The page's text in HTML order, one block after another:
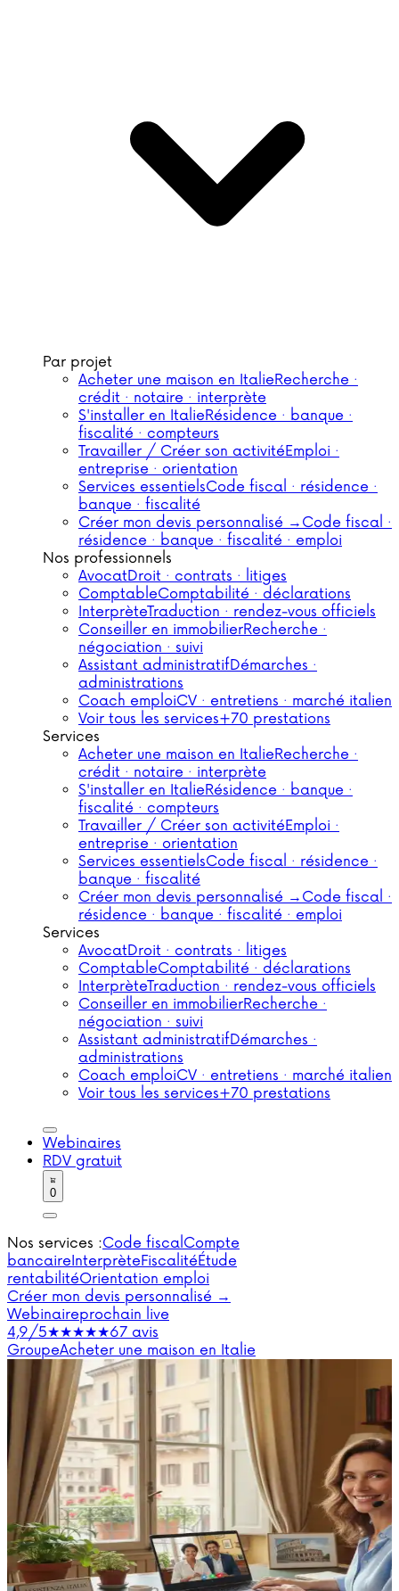
Par projet
Acheter une maison en ItalieRecherche ·
crédit · notaire · interprète
S'installer en ItalieRésidence · banque ·
fiscalité · compteurs
Travailler / Créer son activitéEmploi ·
entreprise · orientation
Services essentielsCode fiscal · résidence ·
banque · fiscalité
Créer mon devis personnalisé → Code fiscal ·
résidence · banque · fiscalité · emploi
Nos professionnels
AvocatDroit · contrats · litiges
ComptableComptabilité · déclarations
InterprèteTraduction · rendez-vous officiels
Conseiller en immobilierRecherche ·
négociation · suivi
Assistant administratifDémarches ·
administrations
Coach emploiCV · entretiens · marché italien
Voir tous les services+70 prestations
Services
Acheter une maison en ItalieRecherche ·
crédit · notaire · interprète
S'installer en ItalieRésidence · banque ·
fiscalité · compteurs
Travailler / Créer son activitéEmploi ·
entreprise · orientation
Services essentielsCode fiscal · résidence ·
banque · fiscalité
Créer mon devis personnalisé → Code fiscal ·
résidence · banque · fiscalité · emploi
Services
AvocatDroit · contrats · litiges
ComptableComptabilité · déclarations
InterprèteTraduction · rendez-vous officiels
Conseiller en immobilierRecherche ·
négociation · suivi
Assistant administratifDémarches ·
administrations
Coach emploiCV · entretiens · marché italien
Voir tous les services+70 prestations
Webinaires
RDV gratuit
0
Nos services :Code fiscalCompte
bancaireInterprèteFiscalitéÉtude
rentabilitéOrientation emploi
Créer mon devis personnalisé →
Webinaireprochain live
4,9/5★★★★★67 avis
GroupeAcheter une maison en Italie